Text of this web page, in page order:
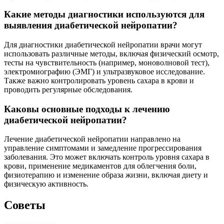
Какие методы диагностики используются для
выявления диабетической нейропатии?
Для диагностики диабетической нейропатии врачи могут
использовать различные методы, включая физический осмотр,
тесты на чувствительность (например, моноволновой тест),
электромиографию (ЭМГ) и ультразвуковое исследование.
Также важно контролировать уровень сахара в крови и
проводить регулярные обследования.
Каковы основные подходы к лечению
диабетической нейропатии?
Лечение диабетической нейропатии направлено на
управление симптомами и замедление прогрессирования
заболевания. Это может включать контроль уровня сахара в
крови, применение медикаментов для облегчения боли,
физиотерапию и изменение образа жизни, включая диету и
физическую активность.
Советы